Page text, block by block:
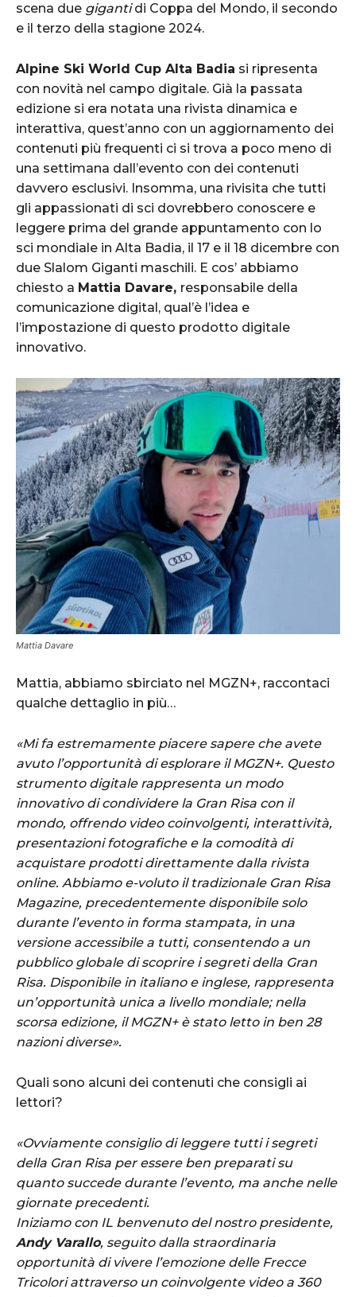
scena due gigantidi Coppa del Mondo, il secondo
e il terzo della stagione 2024.
Alpine Ski World Cup Alta Badia si ripresenta
con novità nel campo digitale. Già la passata
edizione si era notata una rivista dinamica e
interattiva, quest’anno con un aggiornamento dei
contenuti più frequenti ci si trova a poco meno di
una settimana dall’evento con dei contenuti
davvero esclusivi. Insomma, una rivisita che tutti
gli appassionati di sci dovrebbero conoscere e
leggere prima del grande appuntamento con lo
sci mondiale in Alta Badia, il 17 e il 18 dicembre con
due Slalom Giganti maschili. E cos’ abbiamo
chiesto a Mattia Davare, responsabile della
comunicazione digital, qual’è l’idea e
l’impostazione di questo prodotto digitale
innovativo.
Mattia Davare
Mattia, abbiamo sbirciato nel MGZN+, raccontaci
qualche dettaglio in più…
«Mi fa estremamente piacere sapere che avete
avuto l’opportunità di esplorare il MGZN+. Questo
strumento digitale rappresenta un modo
innovativo di condividere la Gran Risa con il
mondo, offrendo video coinvolgenti, interattività,
presentazioni fotografiche e la comodità di
acquistare prodotti direttamente dalla rivista
online. Abbiamo e-voluto il tradizionale Gran Risa
Magazine, precedentemente disponibile solo
durante l’evento in forma stampata, in una
versione accessibile a tutti, consentendo a un
pubblico globale di scoprire i segreti della Gran
Risa. Disponibile in italiano e inglese, rappresenta
un’opportunità unica a livello mondiale; nella
scorsa edizione, il MGZN+ è stato letto in ben 28
nazioni diverse».
Quali sono alcuni dei contenuti che consigli ai
lettori?
«Ovviamente consiglio di leggere tutti i segreti
della Gran Risa per essere ben preparati su
quanto succede durante l’evento, ma anche nelle
giornate precedenti.
Iniziamo con IL benvenuto del nostro presidente,
Andy Varallo, seguito dalla straordinaria
opportunità di vivere l’emozione delle Frecce
Tricolori attraverso un coinvolgente video a 360